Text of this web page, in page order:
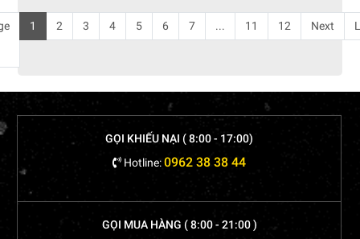
1 2 3 4 5 6 7 ... 11 12 Next
GỌI KHIẾU NẠI ( 8:00 - 17:00)
Hotline:0962 38 38 44
GỌI MUA HÀNG ( 8:00 - 21:00 )